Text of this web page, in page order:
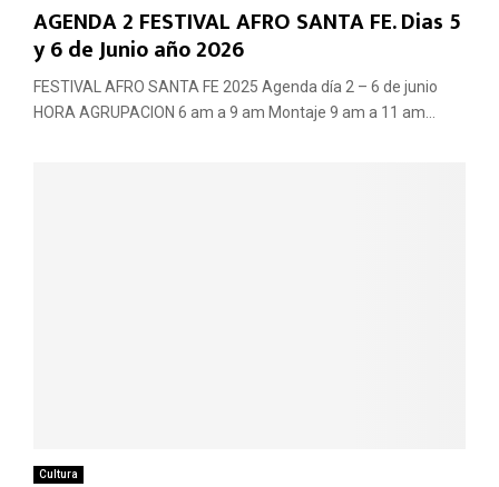
AGENDA 2 FESTIVAL AFRO SANTA FE. Dias 5
y 6 de Junio año 2026
FESTIVAL AFRO SANTA FE 2025 Agenda día 2 – 6 de junio
HORA AGRUPACION 6 am a 9 am Montaje 9 am a 11 am...
Cultura